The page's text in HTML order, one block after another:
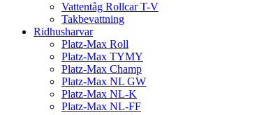
Vattentåg Rollcar T-V
Takbevattning
Ridhusharvar
Platz-Max Roll
Platz-Max TYMY
Platz-Max Champ
Platz-Max NL GW
Platz-Max NL-K
Platz-Max NL-FF